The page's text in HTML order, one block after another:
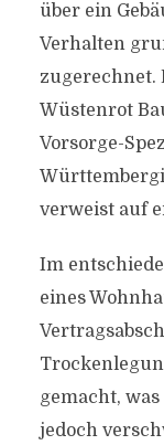
über ein
Verhalten
zugerechnet.
Wüstenrot
Vorsorge-
verweist auf
Im
eines
gemacht,
jedoch